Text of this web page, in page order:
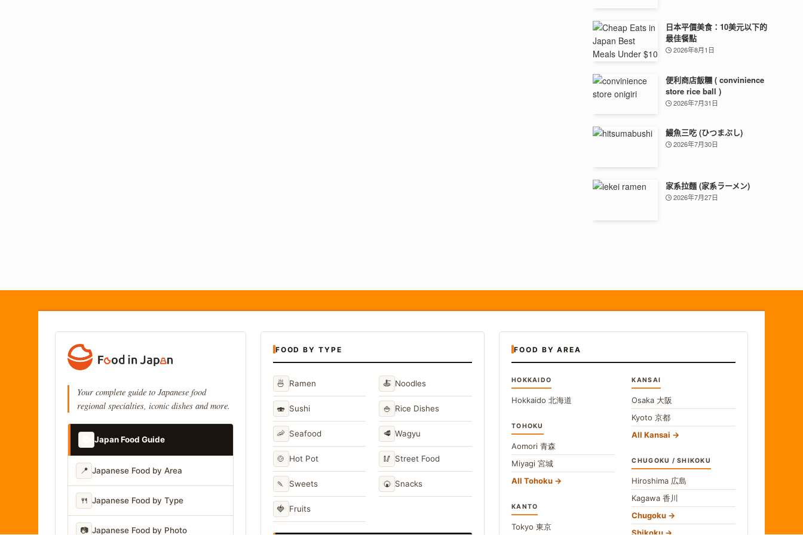
日本平價美食：10美元以下的
最佳餐點
2026年8月1日
便利商店飯糰 ( convinience
store rice ball )
2026年7月31日
鰻魚三吃 (ひつまぶし)
2026年7月30日
家系拉麵 (家系ラーメン)
2026年7月27日
Your complete guide to Japanese food
regional specialties, iconic dishes and more.
Japan Food Guide
📍 Japanese Food by Area
🍴 Japanese Food by Type
📷 Japanese Food by Photo
FOOD BY TYPE
🍜 Ramen 🍝 Noodles
🍣 Sushi 🍚 Rice Dishes
🦐 Seafood 🥩 Wagyu
🍲 Hot Pot 🥢 Street Food
🍡 Sweets 🍘 Snacks
🍓 Fruits
FOOD BY AREA
HOKKAIDO
Hokkaido 北海道
TOHOKU
Aomori 青森
Miyagi 宮城
All Tohoku
KANTO
Tokyo 東京
KANSAI
Osaka 大阪
Kyoto京都
All Kansai
CHUGOKU / SHIKOKU
Hiroshima 広島
Kagawa香川
Chugoku
Shikoku